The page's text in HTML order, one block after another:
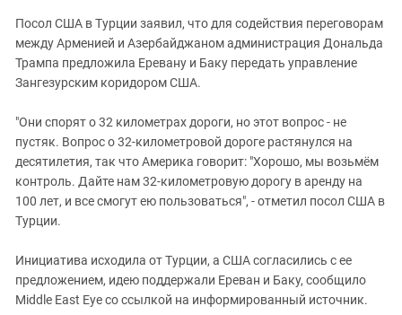
Посол США в Турции заявил, что для содействия переговорам
между Арменией и Азербайджаном администрация Дональда
Трампа предложила Еревану и Баку передать управление
Зангезурским коридором США.
"Они спорят о 32 километрах дороги, но этот вопрос - не
пустяк. Вопрос о 32-километровой дороге растянулся на
десятилетия, так что Америка говорит: "Хорошо, мы возьмём
контроль. Дайте нам 32-километровую дорогу в аренду на
100 лет, и все смогут ею пользоваться", - отметил посол США в
Турции.
Инициатива исходила от Турции, а США согласились с ее
предложением, идею поддержали Ереван и Баку, сообщило
Middle East Eye со ссылкой на информированный источник.